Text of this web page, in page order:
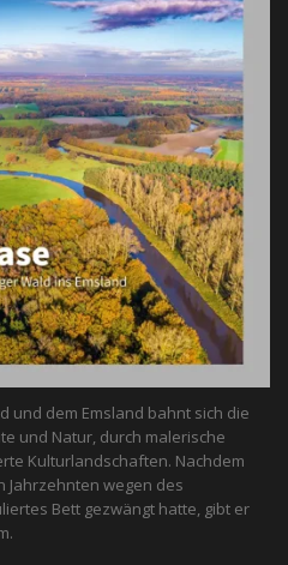
und dem Emsland bahnt sich die
und Natur, durch malerische
Kulturlandschaften. Nachdem
Jahrzehnten wegen des
Bett gezwängt hatte, gibt er